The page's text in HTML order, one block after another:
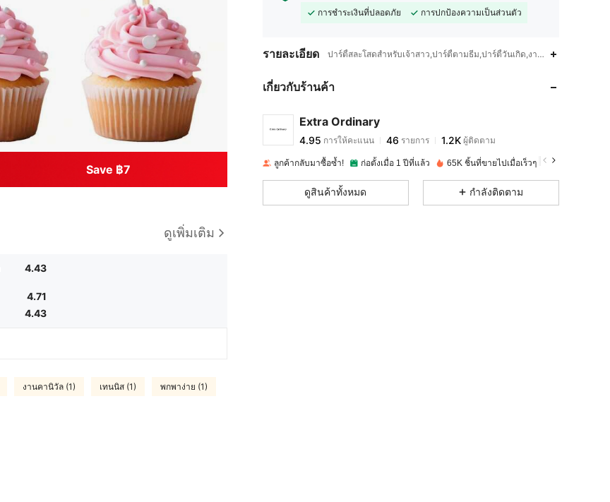
Save ฿7
ดูเพิ่มเติม
4.43
4.71
4.43
งานคานิวัล (1) เทนนิส (1) พกพาง่าย (1)
การชำระเงินที่ปลอดภัย
การปกป้องความเป็นส่วนตัว
รายละเอียด ปาร์ตี้สละโสดสำหรับเจ้าสาว,ปาร์ตี้ตามธีม,ปาร์ตี้วันเกิด,งานแต่งงาน,งานเฉ
เกี่ยวกับร้านค้า
Extra Ordinary
4.95
4.95
การให้คะแนน
s***tจ่าย1 วันที่ผ่านมา
ลูกค้ากลับมาซื้อซ้ำ! ก่อตั้งเมื่อ 1 ปีที่แล้ว 65K ชิ้นที่ขายไปเมื่อเร็วๆ นี้
ดูสินค้าทั้งหมด กำลังติดตาม